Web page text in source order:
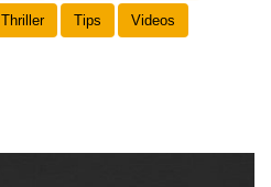
Thriller Tips Videos